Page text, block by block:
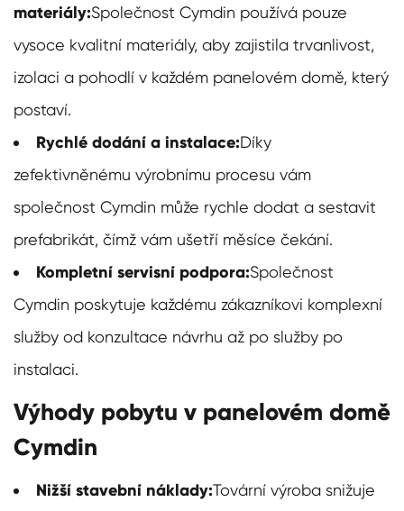
materiály:Společnost Cymdin používá pouze
vysoce kvalitní materiály, aby zajistila trvanlivost,
izolaci a pohodlí v každém panelovém domě, který
postaví.
Rychlé dodání a instalace:Díky
zefektivněnému výrobnímu procesu vám
společnost Cymdin může rychle dodat a sestavit
prefabrikát, čímž vám ušetří měsíce čekání.
Kompletní servisní podpora:Společnost
Cymdin poskytuje každému zákazníkovi komplexní
služby od konzultace návrhu až po služby po
instalaci.
Výhody pobytu v panelovém domě
Cymdin
Nižší stavební náklady:Tovární výroba snižuje